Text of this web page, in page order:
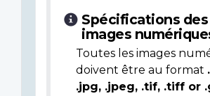
Spécifications des
images
Toutes les images
doivent être au format
.jpg, .jpeg, .tif, .tiff or